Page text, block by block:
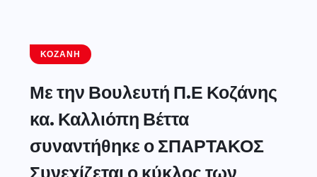
ΚΟΖΆΝΗ
Με την Βουλευτή Π.Ε Κοζάνης
κα. Καλλιόπη Βέττα
συναντήθηκε ο ΣΠΑΡΤΑΚΟΣ
Συνεχίζεται ο κύκλος των